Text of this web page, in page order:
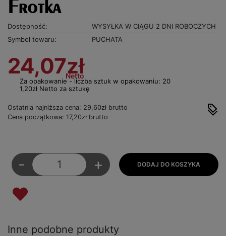
Frotka
Dostępność:
WYSYŁKA W CIĄGU 2 DNI ROBOCZYCH
Symbol towaru:
PUCHATA
24,07zł
Netto
Za opakowanie - liczba sztuk w opakowaniu: 20
1,20zł Netto za sztukę
Ostatnia najniższa cena: 29,60zł brutto
Cena początkowa: 17,20zł brutto
- +
Inne podobne produkty